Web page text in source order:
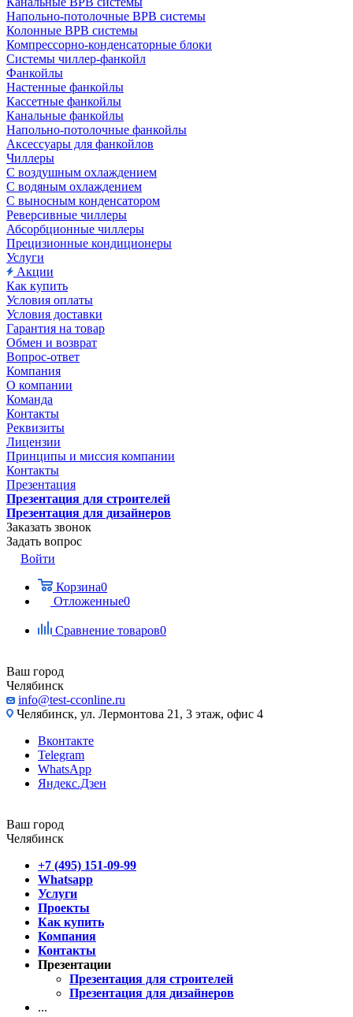
Напольно-потолочные ВРВ системы
Колонные ВРВ системы
Компрессорно-конденсаторные блоки
Системы чиллер-фанкойл
Фанкойлы
Настенные фанкойлы
Кассетные фанкойлы
Канальные фанкойлы
Напольно-потолочные фанкойлы
Аксессуары для фанкойлов
Чиллеры
С воздушным охлаждением
С водяным охлаждением
С выносным конденсатором
Реверсивные чиллеры
Абсорбционные чиллеры
Прецизионные кондиционеры
Услуги
Акции
Как купить
Условия оплаты
Условия доставки
Гарантия на товар
Обмен и возврат
Вопрос-ответ
Компания
О компании
Команда
Контакты
Реквизиты
Лицензии
Принципы и миссия компании
Контакты
Презентация
Презентация для строителей
Презентация для дизайнеров
Заказать звонок
Задать вопрос
Войти
Корзина0
Отложенные0
Сравнение товаров0
Ваш город
Челябинск
info@test-cconline.ru
Челябинск, ул. Лермонтова 21, 3 этаж, офис 4
Вконтакте
Telegram
WhatsApp
Яндекс.Дзен
Ваш город
Челябинск
+7 (495) 151-09-99
Whatsapp
Услуги
Проекты
Как купить
Компания
Контакты
Презентации
Презентация для строителей
Презентация для дизайнеров
...